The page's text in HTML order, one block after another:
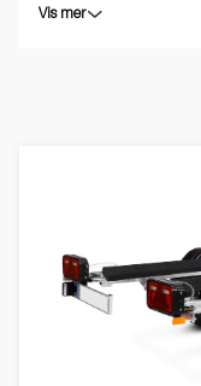
effektive glideskinner
Vis mer